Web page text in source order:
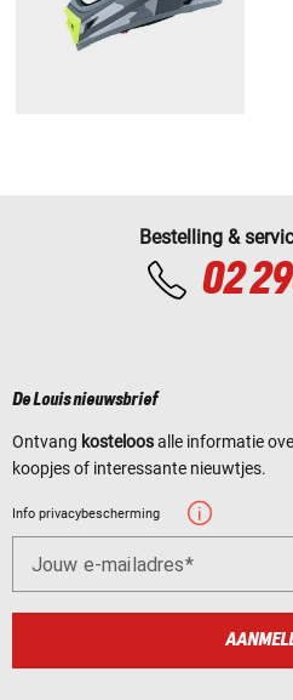
Bestelling &
02
De Louis nieuwsbrief
Ontvang kosteloosalle informatie
koopjes of interessante nieuwtjes.
Info privacybescherming
Jouw e-mailadres